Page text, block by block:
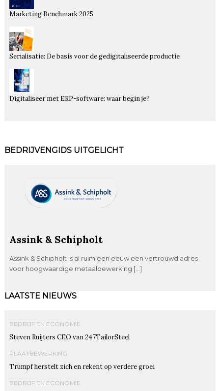
Marketing Benchmark 2025
Serialisatie: De basis voor de gedigitaliseerde productie
Digitaliseer met ERP-software: waar begin je?
BEDRIJVENGIDS UITGELICHT
Assink & Schipholt
Assink & Schipholt is al ruim een eeuw een vertrouwd adres
voor hoogwaardige metaalbewerking […]
LAATSTE NIEUWS
BEDRIJF EN ECONOMIE
Steven Ruijters CEO van 247TailorSteel
PLAATBEWERKING
Trumpf herstelt zich en rekent op verdere groei
BEDRIJF EN ECONOMIE